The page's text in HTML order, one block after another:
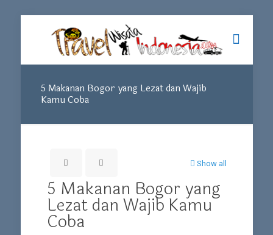
5 Makanan Bogor yang Lezat dan Wajib
Kamu Coba
Show all
5 Makanan Bogor yang
Lezat dan Wajib Kamu
Coba